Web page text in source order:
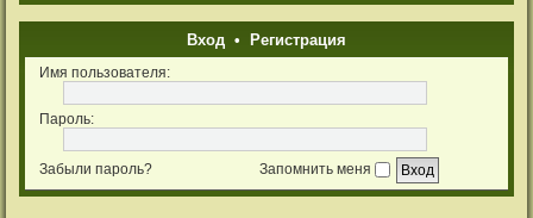
Вход • Регистрация
Имя пользователя:
Пароль:
Забыли пароль? Запомнить меня